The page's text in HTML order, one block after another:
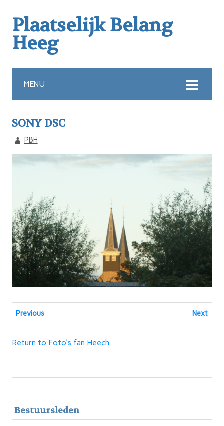
Plaatselijk Belang
Heeg
MENU
SONY DSC
PBH
Previous Next
Return to Foto’s fan Heech
Bestuursleden